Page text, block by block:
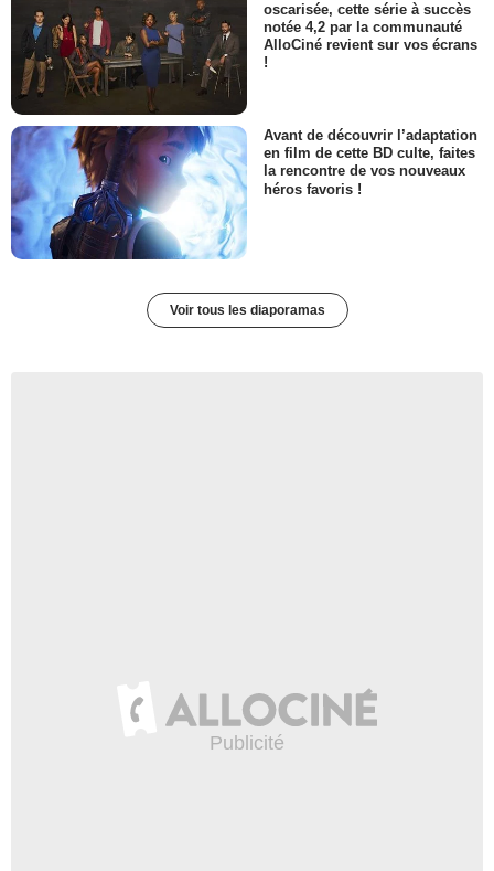
oscarisée, cette série à succès
notée 4,2 par la communauté
AlloCiné revient sur vos écrans
!
Avant de découvrir l’adaptation
en film de cette BD culte, faites
la rencontre de vos nouveaux
héros favoris !
Voir tous les diaporamas